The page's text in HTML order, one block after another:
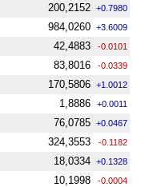
200,2152 +0.7980
984,0260 +3.6009
42,4883 -0.0101
83,8016 -0.0339
170,5806 +1.0012
1,8886 +0.0011
76,0785 +0.0467
324,3553 -0.1182
18,0334 +0.1328
10,1998 -0.0004